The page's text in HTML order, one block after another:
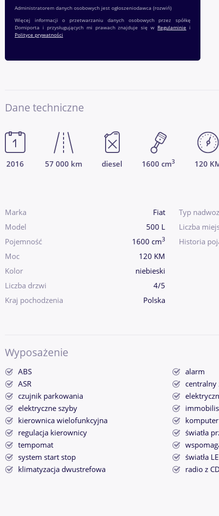
Administratorem danych osobowych jest ogłoszeniodawca (rozwiń)
Więcej informacji o przetwarzaniu danych osobowych przez spółkę
Domiporta i przysługujących mi prawach znajduje się w Regulaminie i
Polityce prywatności
Dane techniczne
2016 57 000 km diesel 1600 cm3 120
Marka
Fiat
Model
500 L
Pojemność
1600 cm3
Moc
120 KM
Kolor
niebieski
Liczba drzwi
4/5
Kraj pochodzenia
Polska
Typ
Liczba
Historia
Wyposażenie
ABS
alarm
ASR
centralny
czujnik parkowania
elektryczne szyby
kierownica wielofunkcyjna
komputer
regulacja kierownicy
światła
tempomat
system start stop
światła
klimatyzacja dwustrefowa
radio z